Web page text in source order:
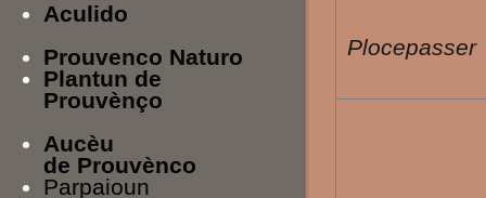
Aculido
Prouvenco Naturo
Plantun de
Prouvènço
Aucèu
de Prouvènco
Parpaioun
Plocepasser